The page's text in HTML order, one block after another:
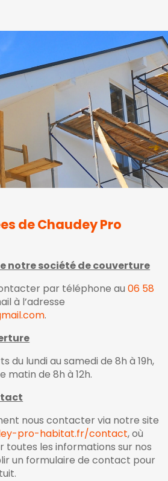
de Chaudey Pro
notre société de couverture
par téléphone au06 58
à l’adresse
.
du lundi au samedi de 8h à 19h,
matin de 8h à 12h.
nous contacter via notre site
pro-habitat.fr/contact, où
toutes les informations sur nos
un formulaire de contact pour